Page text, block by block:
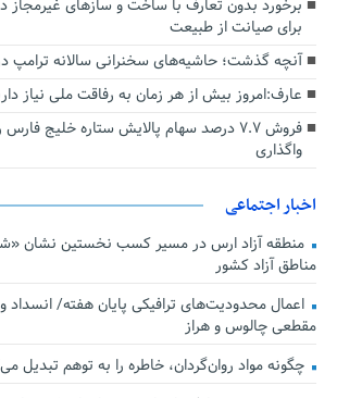
برخورد بدون تعارف با ساخت‌ و سازهای غیرمجاز
برای صیانت از طبیعت
آنچه گذشت؛ حاشیه‌های سخنرانی سالانه ترامپ
عارف:امروز بیش از هر زمان به رفاقت ملی نیاز
فروش ۷.۷ درصد سهام پالایش ستاره خلیج
واگذاری
اخبار اجتماعی
منطقه آزاد ارس در مسیر کسب نخستین نشان
مناطق آزاد کشور
اعمال محدودیت‌های ترافیکی پایان هفته/ انسداد
مقطعی چالوس و هراز
چگونه مواد روان‌گردان، خاطره را به توهم تبدیل